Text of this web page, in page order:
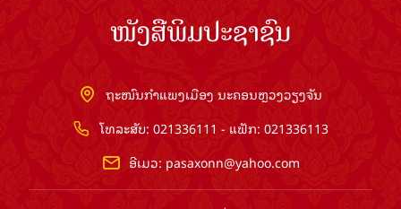
ໜັງສືພິມປະຊາຊົນ
ຖະໜົນກຳແພງເມືອງ ນະຄອນຫຼວງວຽງຈັນ
ໂທລະສັບ: 021336111 - ແຟັກ: 021336113
ອີເມວ: pasaxonn@yahoo.com